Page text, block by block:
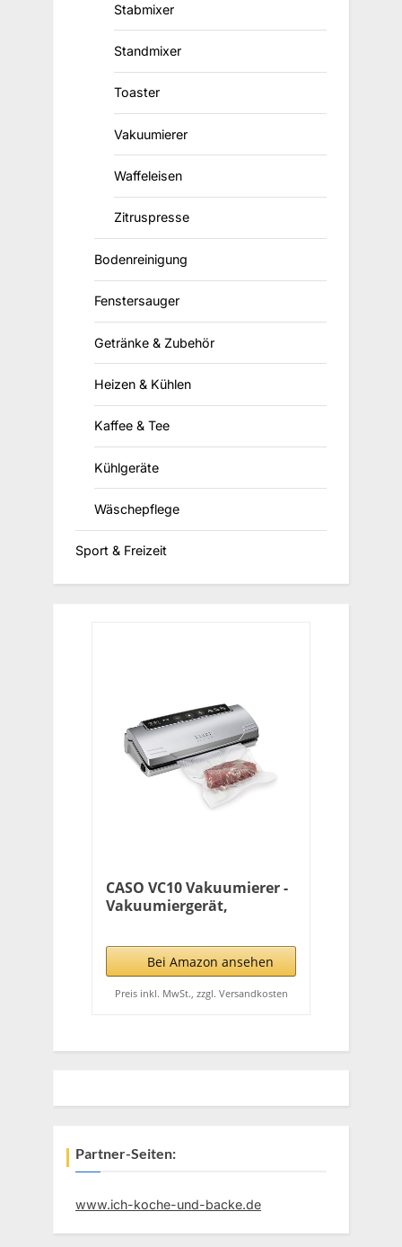
Stabmixer
Standmixer
Toaster
Vakuumierer
Waffeleisen
Zitruspresse
Bodenreinigung
Fenstersauger
Getränke & Zubehör
Heizen & Kühlen
Kaffee & Tee
Kühlgeräte
Wäschepflege
Sport & Freizeit
CASO VC10 Vakuumierer -
Vakuumiergerät,
vakuumiert bis zu 8x
länger frisch, 30cm lange
& stabile Schweißnaht,
inkl. 10 Profi-Folienbeutel
Bei Amazon ansehen
Preis inkl. MwSt., zzgl. Versandkosten
Partner-Seiten:
www.ich-koche-und-backe.de